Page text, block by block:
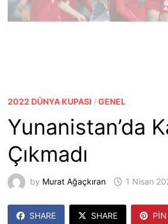
2022 DÜNYA KUPASI /GENEL
Yunanistan’da
Çıkmadı
by Murat Ağaçkıran 1 Nisan
SHARE SHARE